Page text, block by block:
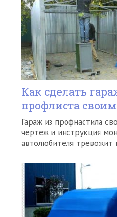
Как сделать
профлиста
Гараж из профнастила
чертеж и инструкция
автолюбителя тревожит